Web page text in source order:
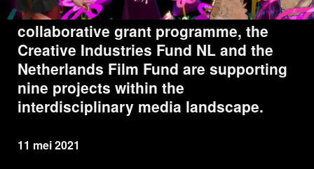
In the context of the Immerse\Interact
collaborative grant programme, the
Creative Industries Fund NL and the
Netherlands Film Fund are supporting
nine projects within the
interdisciplinary media landscape.
11 mei 2021